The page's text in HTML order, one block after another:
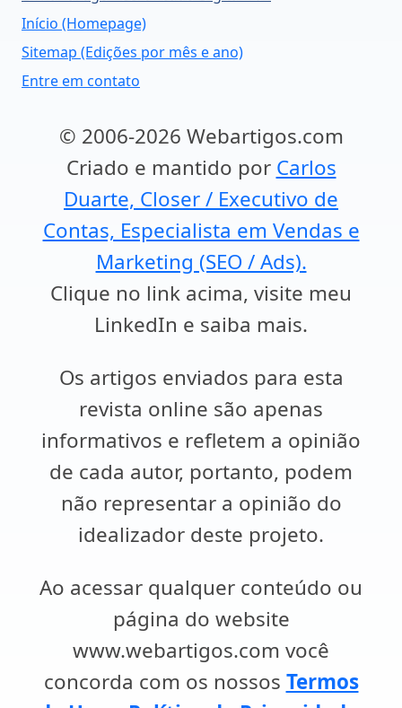
Início (Homepage)
Sitemap (Edições por mês e ano)
Entre em contato
© 2006-2026 Webartigos.com
Criado e mantido por Carlos
Duarte, Closer / Executivo de
Contas, Especialista em Vendas e
Marketing (SEO / Ads).
Clique no link acima, visite meu
LinkedIn e saiba mais.
Os artigos enviados para esta
revista online são apenas
informativos e refletem a opinião
de cada autor, portanto, podem
não representar a opinião do
idealizador deste projeto.
Ao acessar qualquer conteúdo ou
página do website
www.webartigos.com você
concorda com os nossos Termos